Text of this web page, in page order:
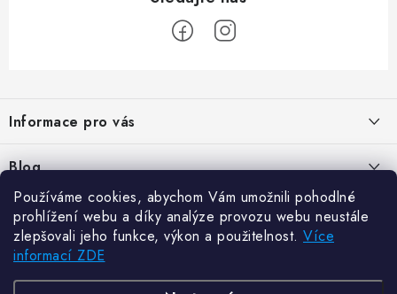
Používáme cookies, abychom Vám umožnili pohodlné
prohlížení webu a díky analýze provozu webu neustále
zlepšovali jeho funkce, výkon a použitelnost. Více
informací ZDE
p
a
t
Informace pro vás
Kontakty
Hodnocení obchodu
Reklamace zboží
Odstoupení od kupní smlouvy
Blog
Jak vybrat poštovní schránku?
21.5.2024
Zajistěte si bohatou úrodu. Začněte s přípravou sazenic
6.3.2024
Facebook
Novinky